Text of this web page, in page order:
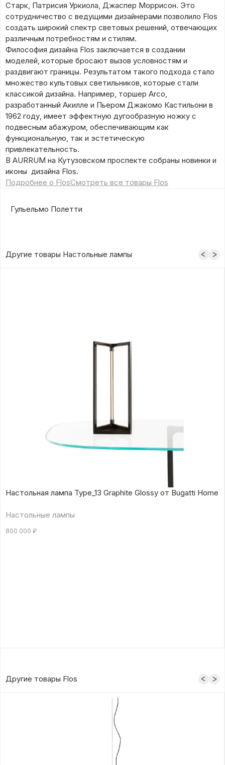
Старк, Патрисия Уркиола, Джаспер Моррисон. Это
сотрудничество с ведущими дизайнерами позволило Flos
создать широкий спектр световых решений, отвечающих
различным потребностям и стилям.
Философия дизайна Flos заключается в создании
моделей, которые бросают вызов условностям и
раздвигают границы. Результатом такого подхода стало
множество культовых светильников, которые стали
классикой дизайна. Например, торшер Arco,
разработанный Акилле и Пьером Джакомо Кастильони в
1962 году, имеет эффектную дугообразную ножку с
подвесным абажуром, обеспечивающим как
функциональную, так и эстетическую
привлекательность.
В AURRUM на Кутузовском проспекте собраны новинки и
иконы дизайна Flos.
Подробнее о FlosСмотреть все товары Flos
Гульельмо Полетти
Другие товары Настольные лампы
Настольная лампа Type_13 Graphite Glossy от Bugatti Home
Настольные лампы
800 000 ₽
Другие товары Flos